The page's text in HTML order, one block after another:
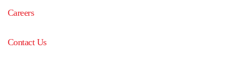
Careers
Contact Us